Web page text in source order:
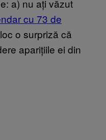
a) nu ați văzut
cu 73 de
o surpriză că
aparițiile ei din